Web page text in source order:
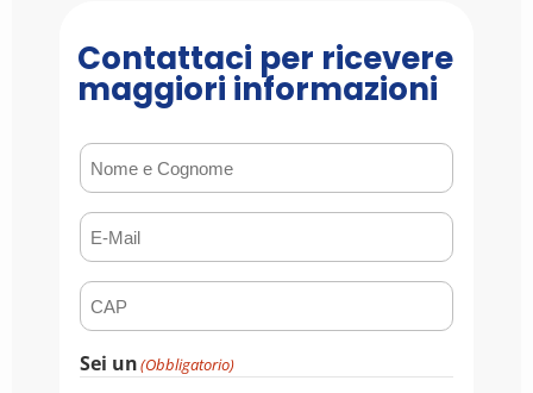
Contattaci per ricevere
maggiori informazioni
Nome e Cognome
E-mail
CAP(Obbligatorio)
Sei un(Obbligatorio)